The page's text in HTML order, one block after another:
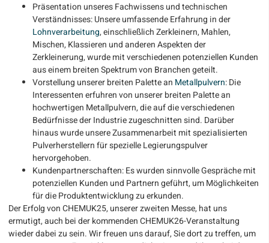
Präsentation unseres Fachwissens und technischen
Verständnisses: Unsere umfassende Erfahrung in der
Lohnverarbeitung, einschließlich Zerkleinern, Mahlen,
Mischen, Klassieren und anderen Aspekten der
Zerkleinerung, wurde mit verschiedenen potenziellen Kunden
aus einem breiten Spektrum von Branchen geteilt.
Vorstellung unserer breiten Palette an Metallpulvern: Die
Interessenten erfuhren von unserer breiten Palette an
hochwertigen Metallpulvern, die auf die verschiedenen
Bedürfnisse der Industrie zugeschnitten sind. Darüber
hinaus wurde unsere Zusammenarbeit mit spezialisierten
Pulverherstellern für spezielle Legierungspulver
hervorgehoben.
Kundenpartnerschaften: Es wurden sinnvolle Gespräche mit
potenziellen Kunden und Partnern geführt, um Möglichkeiten
für die Produktentwicklung zu erkunden.
Der Erfolg von CHEMUK25, unserer zweiten Messe, hat uns
ermutigt, auch bei der kommenden CHEMUK26-Veranstaltung
wieder dabei zu sein. Wir freuen uns darauf, Sie dort zu treffen, um